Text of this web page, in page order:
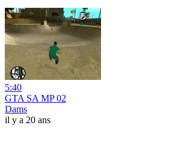
5:40
GTA SA MP 02
Dams
il y a 20 ans